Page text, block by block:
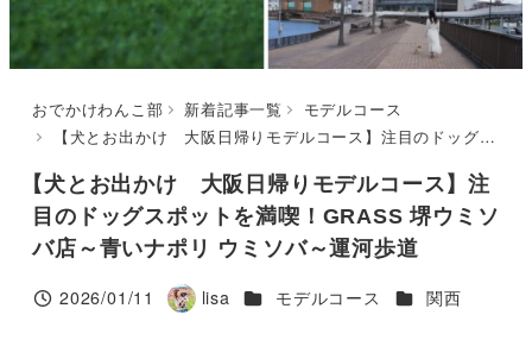
動
おでかけわんこ部 新着記事一覧
モデルコース
【犬とお出かけ 大阪日帰りモデルコース】注目のドッグスポットを満喫！GRASS 堺ウミソバ店～青いナポリ ウミソバ～運河歩道
【犬とお出かけ 大阪日帰りモデルコース】注
目のドッグスポットを満喫！GRASS 堺ウミソ
バ店～青いナポリ ウミソバ～運河歩道
投稿日
2026/01/11
著
lisa カテゴリー
モデルコース カテゴリー
関西